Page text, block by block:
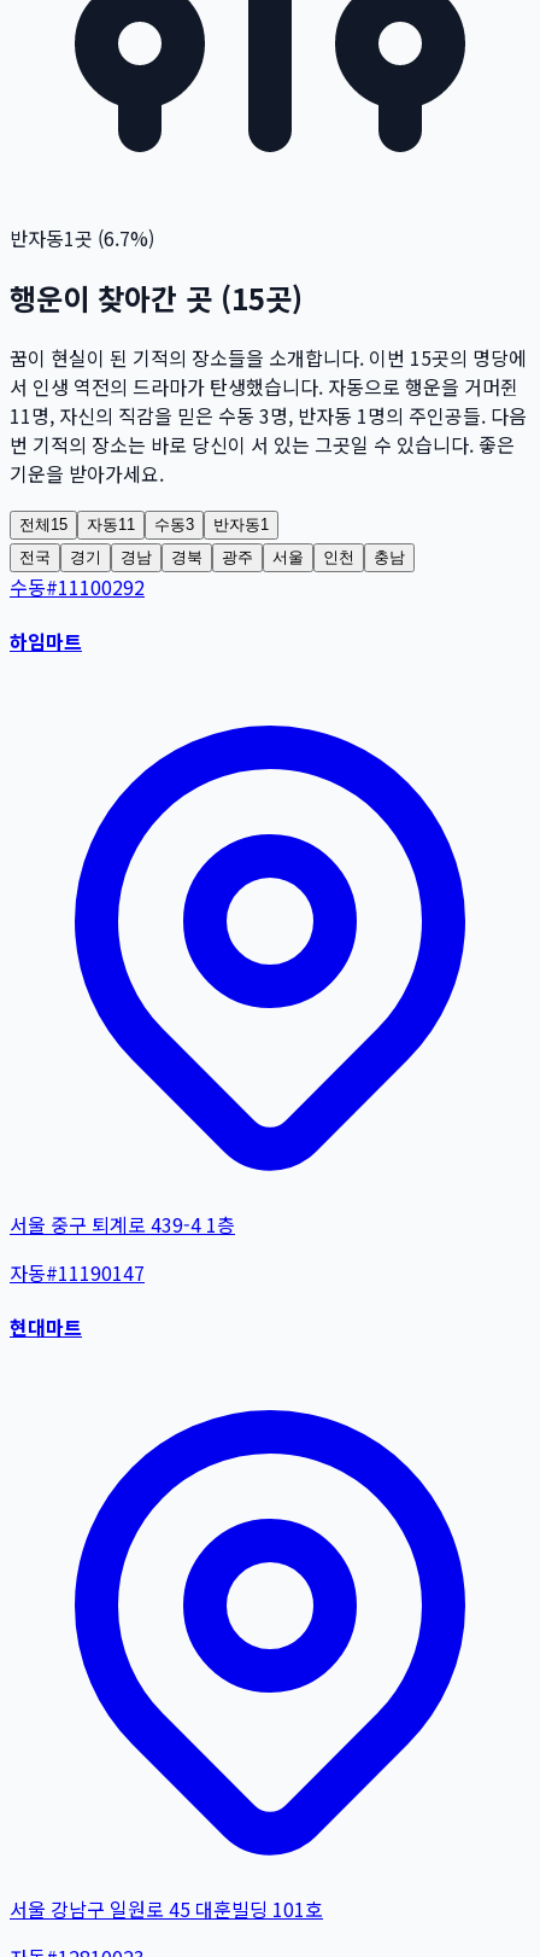
반자동1곳 (6.7%)
행운이 찾아간 곳 (15곳)
꿈이 현실이 된 기적의 장소들을 소개합니다. 이번 15곳의 명당에
서 인생 역전의 드라마가 탄생했습니다. 자동으로 행운을 거머쥔
11명, 자신의 직감을 믿은 수동 3명, 반자동 1명의 주인공들. 다음
번 기적의 장소는 바로 당신이 서 있는 그곳일 수 있습니다. 좋은
기운을 받아가세요.
전체 15 자동11 수동3 반자동1
전국
경기 경남 경북 광주 서울 인천 충남
수동#11100292
하임마트
서울 중구 퇴계로 439-4 1층
자동#11190147
현대마트
서울 강남구 일원로 45 대훈빌딩 101호